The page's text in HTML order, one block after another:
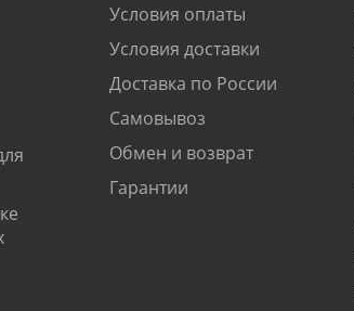
Условия оплаты
Условия доставки
Доставка по России
Самовывоз
Обмен и возврат
Гарантии